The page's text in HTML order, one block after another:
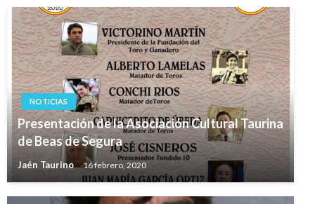
NOTICIAS
Presentación de la Asociación Cultural Taurina
de Beas de Segura
Jaén Taurino 16 febrero, 2020